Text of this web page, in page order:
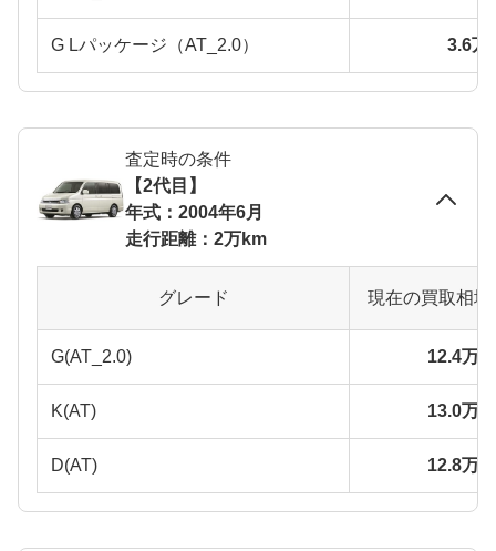
G Lパッケージ（AT_2.0） 3.6万
査定時の条件
【2代目】
年式：2004年6月
走行距離：2万km
グレード 現在の買取相
G(AT_2.0) 12.4万
K(AT) 13.0万
D(AT) 12.8万